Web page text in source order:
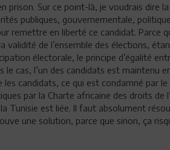
prison. Sur ce point-là, je voudrais dire
publiques, gouvernementale,
remettre en liberté ce candidat. Parce
validité de l’ensemble des élections,
électorale, le principe d’égalité
le cas, l’un des candidats est maintenu
les candidats, ce qui est condamné
par la Charte africaine des droits
Tunisie est liée. Il faut absolument
une solution, parce que sinon, ça